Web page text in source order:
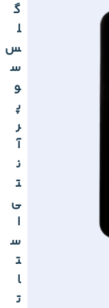
گ
ل
س
س
و
پ
ر
آ
ن
ت
ی
ا
س
ت
ا
ت